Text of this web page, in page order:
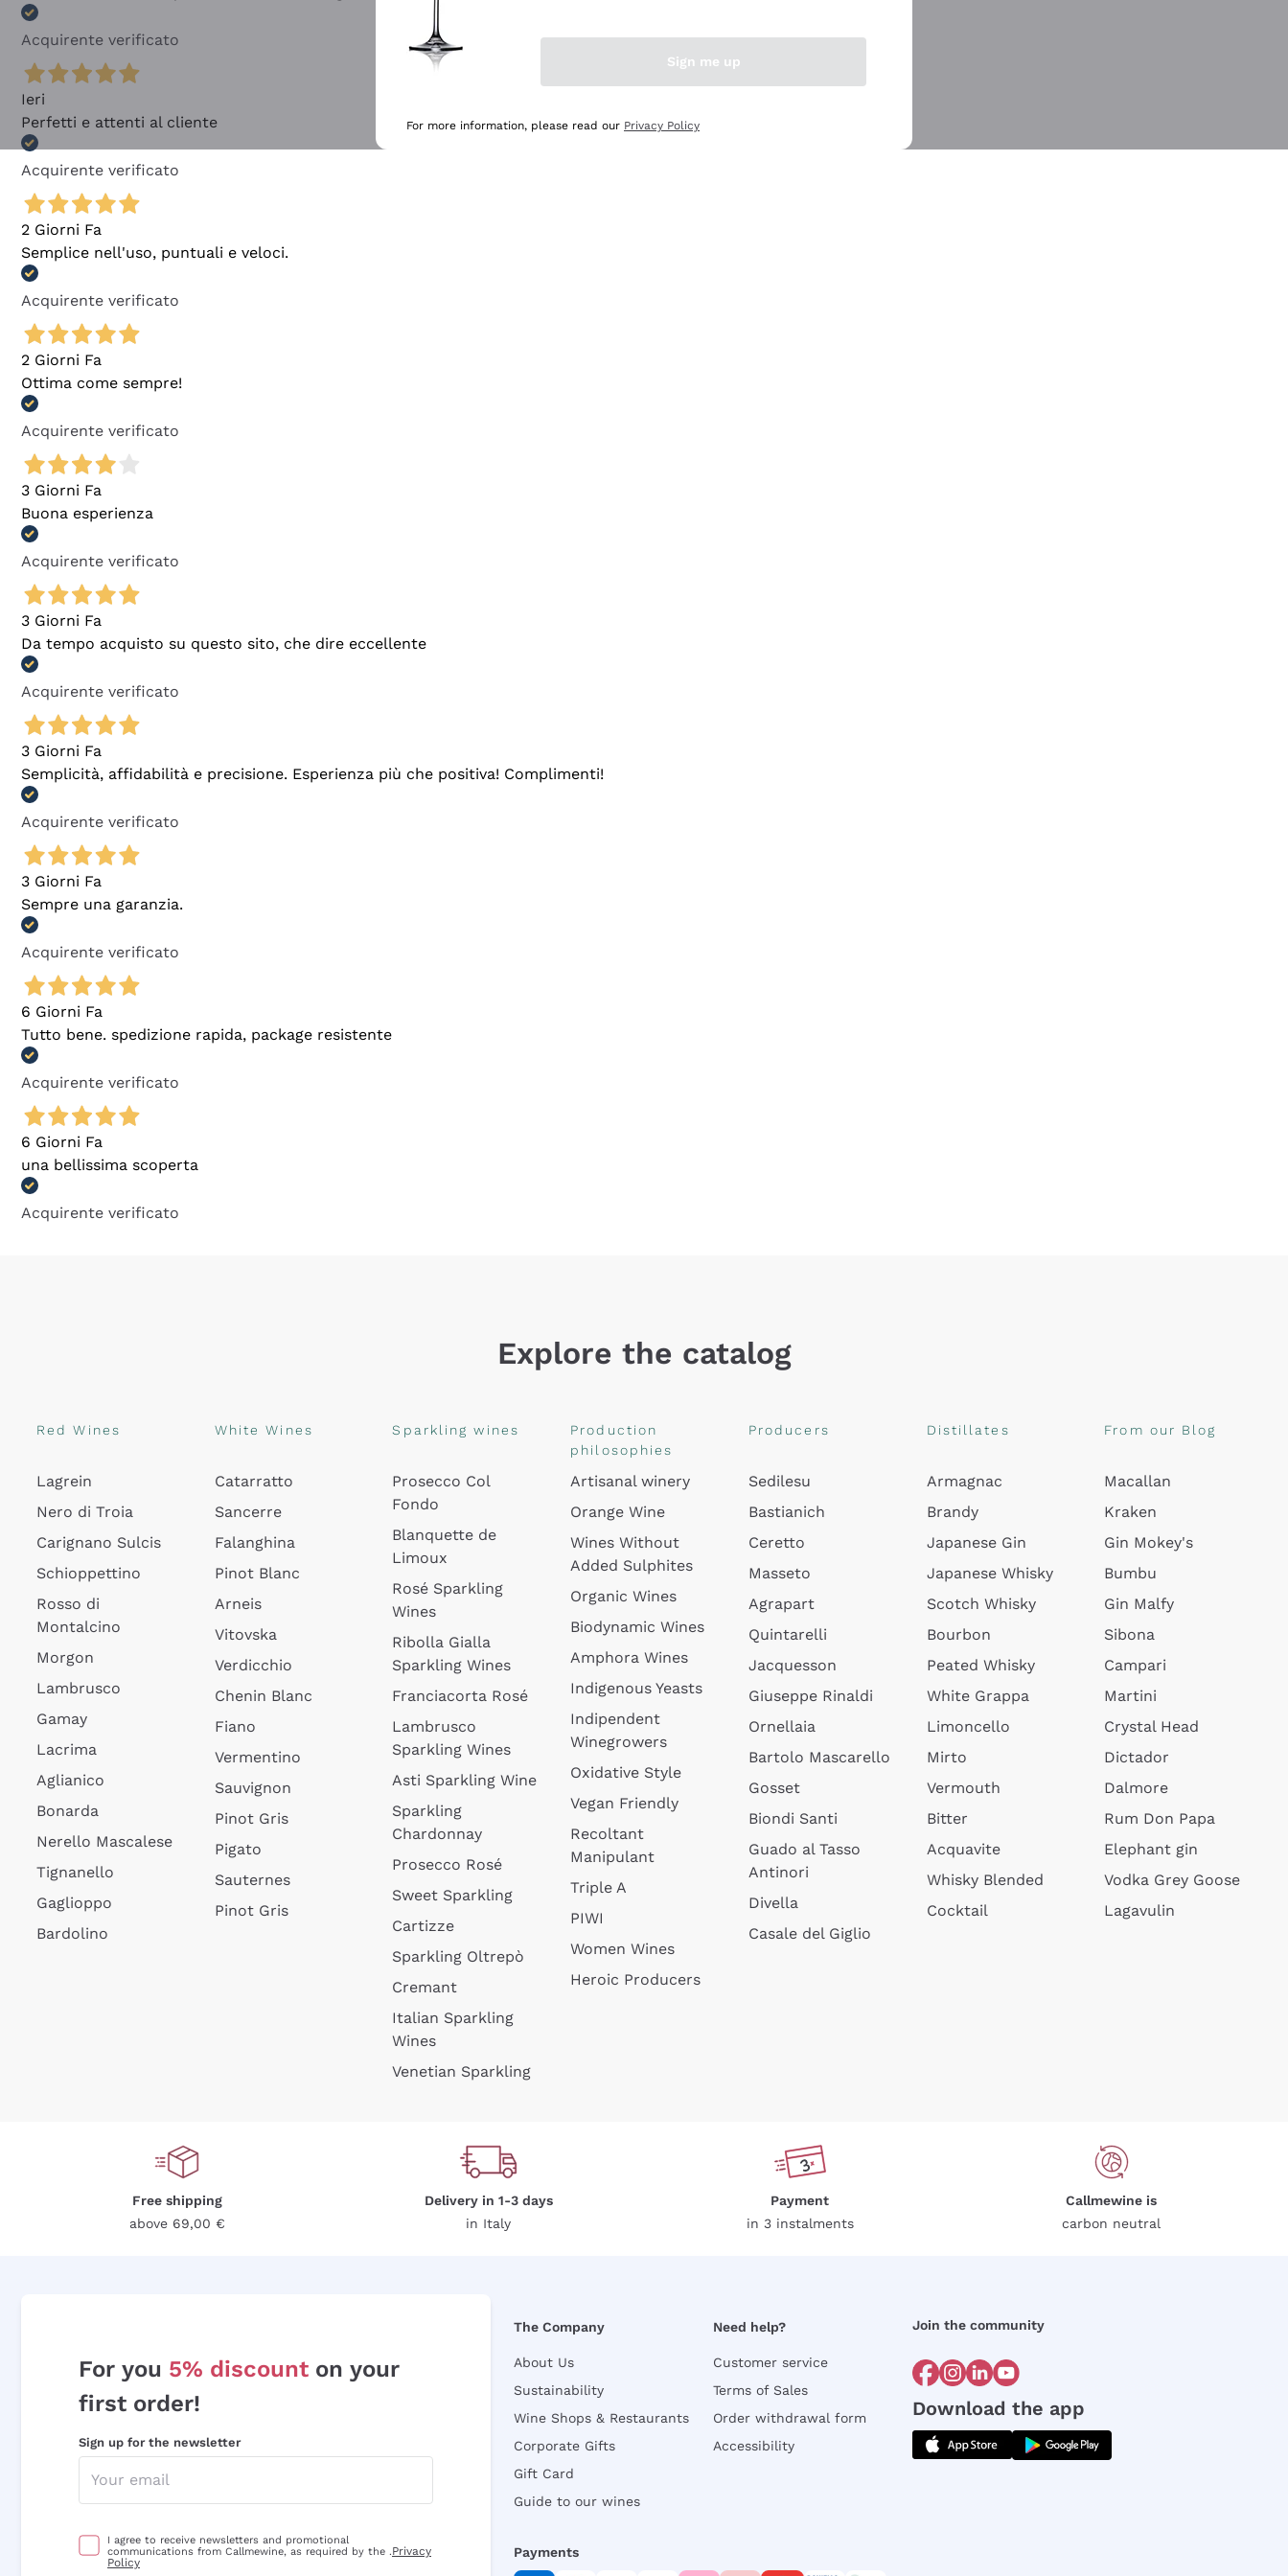
Acquirente verificato
Ieri
Perfetti e attenti al cliente
Acquirente verificato
2 Giorni Fa
Semplice nell'uso, puntuali e veloci.
Acquirente verificato
2 Giorni Fa
Ottima come sempre!
Acquirente verificato
3 Giorni Fa
Buona esperienza
Acquirente verificato
3 Giorni Fa
Da tempo acquisto su questo sito, che dire eccellente
Acquirente verificato
3 Giorni Fa
Semplicità, affidabilità e precisione. Esperienza più che positiva! Complimenti!
Acquirente verificato
3 Giorni Fa
Sempre una garanzia.
Acquirente verificato
6 Giorni Fa
Tutto bene. spedizione rapida, package resistente
Acquirente verificato
6 Giorni Fa
una bellissima scoperta
Acquirente verificato
Explore the catalog
Red Wines
Lagrein
Nero di Troia
Carignano Sulcis
Schioppettino
Rosso di
Montalcino
Morgon
Lambrusco
Gamay
Lacrima
Aglianico
Bonarda
Nerello Mascalese
Tignanello
Gaglioppo
Bardolino
White Wines
Catarratto
Sancerre
Falanghina
Pinot Blanc
Arneis
Vitovska
Verdicchio
Chenin Blanc
Fiano
Vermentino
Sauvignon
Pinot Gris
Pigato
Sauternes
Pinot Gris
Sparkling wines
Prosecco Col
Fondo
Blanquette de
Limoux
Rosé Sparkling
Wines
Ribolla Gialla
Sparkling Wines
Franciacorta Rosé
Lambrusco
Sparkling Wines
Asti Sparkling Wine
Sparkling
Chardonnay
Prosecco Rosé
Sweet Sparkling
Cartizze
Sparkling Oltrepò
Cremant
Italian Sparkling
Wines
Venetian Sparkling
Production
philosophies
Artisanal winery
Orange Wine
Wines Without
Added Sulphites
Organic Wines
Biodynamic Wines
Amphora Wines
Indigenous Yeasts
Indipendent
Winegrowers
Oxidative Style
Vegan Friendly
Recoltant
Manipulant
Triple A
PIWI
Women Wines
Heroic Producers
Producers
Sedilesu
Bastianich
Ceretto
Masseto
Agrapart
Quintarelli
Jacquesson
Giuseppe Rinaldi
Ornellaia
Bartolo Mascarello
Gosset
Biondi Santi
Guado al Tasso
Antinori
Divella
Casale del Giglio
Distillates
Armagnac
Brandy
Japanese Gin
Japanese Whisky
Scotch Whisky
Bourbon
Peated Whisky
White Grappa
Limoncello
Mirto
Vermouth
Bitter
Acquavite
Whisky Blended
Cocktail
From our Blog
Macallan
Kraken
Gin Mokey's
Bumbu
Gin Malfy
Sibona
Campari
Martini
Crystal Head
Dictador
Dalmore
Rum Don Papa
Elephant gin
Vodka Grey Goose
Lagavulin
Free shipping
above 69,00 €
Delivery in 1-3 days
in Italy
Payment
in 3 instalments
Callmewine is
carbon neutral
For you 5% discount on your
first order!
Sign up for the newsletter
I agree to receive newsletters and promotional
communications from Callmewine, as required by the .Privacy
Policy
The Company
About Us
Sustainability
Wine Shops & Restaurants
Corporate Gifts
Gift Card
Guide to our wines
Need help?
Customer service
Terms of Sales
Order withdrawal form
Accessibility
Join the community
Download the app
Payments
Sign me up
For more information, please read our Privacy Policy